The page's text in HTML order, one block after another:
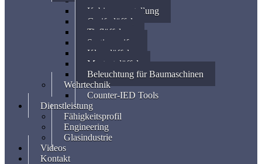
Kabinenverstellung
Greiferlöffel
Tieflöffel
Sortiergreifer
Klapplöffel
Mastsetzlöffel
Beleuchtung für Baumaschinen
Wehrtechnik
Counter-IED Tools
Dienstleistung
Fähigkeitsprofil
Engineering
Glasindustrie
Videos
Kontakt